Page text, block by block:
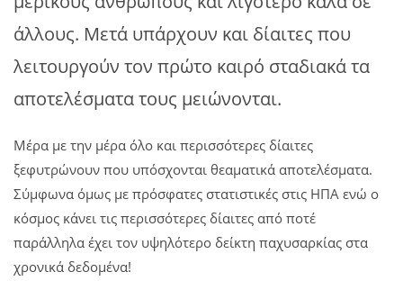
άλλους. Μετά υπάρχουν και δίαιτες που
λειτουργούν τον πρώτο καιρό σταδιακά τα
αποτελέσματα τους μειώνονται.
Μέρα με την μέρα όλο και περισσότερες δίαιτες
ξεφυτρώνουν που υπόσχονται θεαματικά αποτελέσματα.
Σύμφωνα όμως με πρόσφατες στατιστικές στις ΗΠΑ ενώ ο
κόσμος κάνει τις περισσότερες δίαιτες από ποτέ
παράλληλα έχει τον υψηλότερο δείκτη παχυσαρκίας στα
χρονικά δεδομένα!